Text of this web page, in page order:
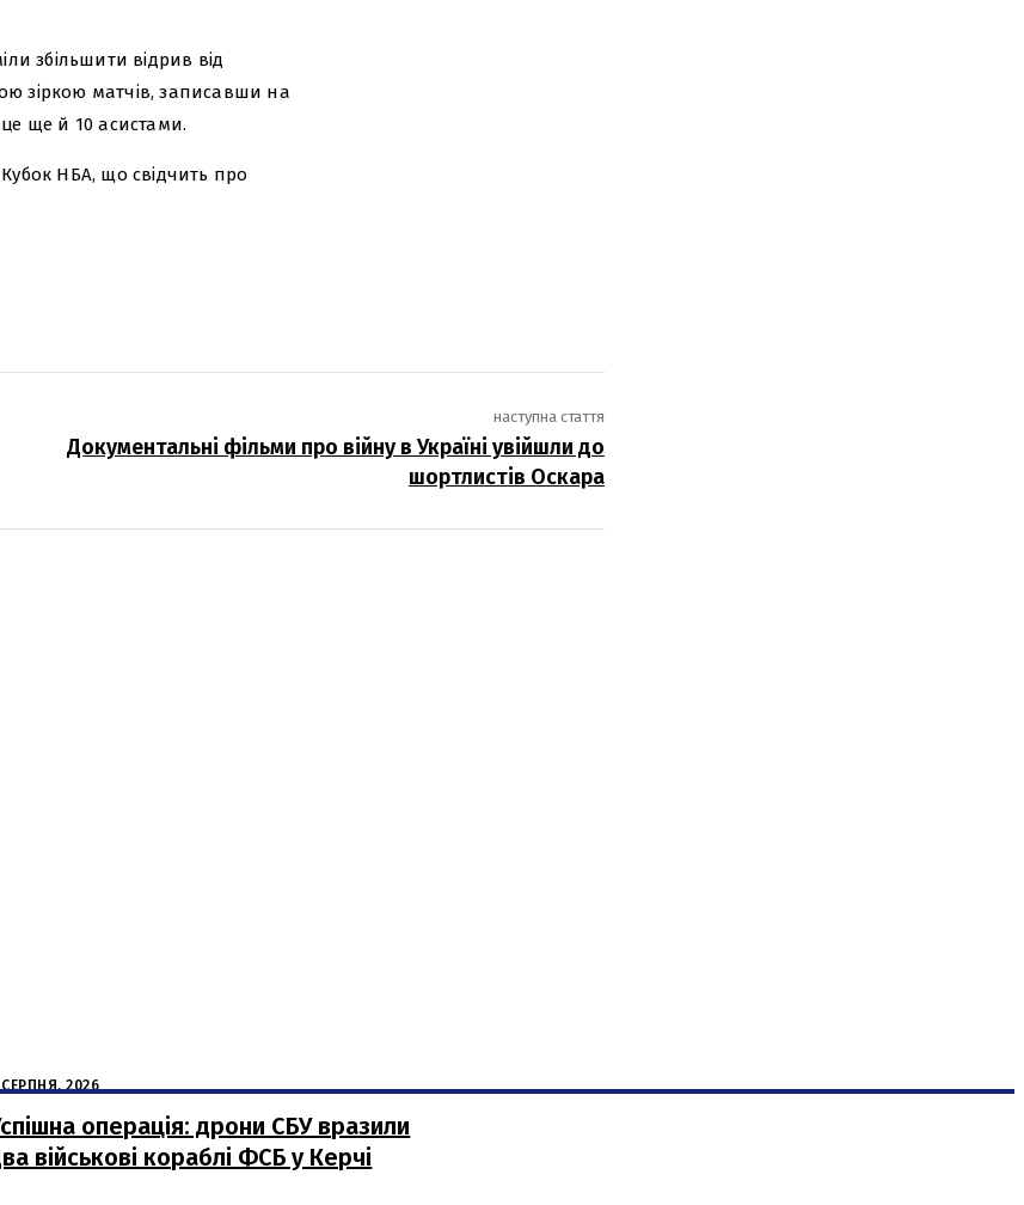
збільшити відрив від
зіркою матчів, записавши на
ще й 10 асистами.
НБА, що свідчить про
наступна стаття
Документальні фільми про війну в Україні увійшли до
шортлистів Оскара
2026
операція: дрони СБУ вразили
військові кораблі ФСБ у Керчі